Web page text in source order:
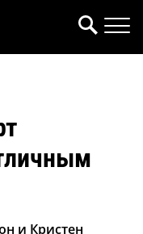
и Кристен